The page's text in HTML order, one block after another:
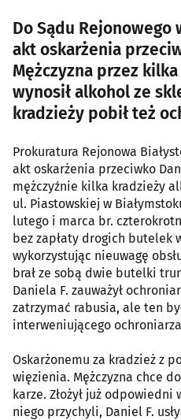
Do Sądu Rejonowego
akt oskarżenia
Mężczyzna przez
wynosił alkohol ze
kradzieży pobił też
Prokuratura Rejonowa
akt oskarżenia przeciwko
mężczyźnie kilka kradzieży
ul. Piastowskiej w
lutego i marca br.
bez zapłaty drogich butelek
wykorzystując nieuwagę
brał ze sobą dwie butelki
Daniela F. zauważył
zatrzymać rabusia, ale ten
interweniującego
Oskarżonemu za kradzież z
więzienia. Mężczyzna chce
karze. Złożył już
niego przychyli, Daniel F.